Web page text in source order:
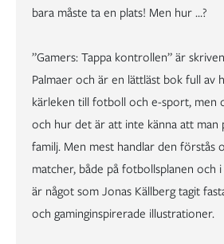
bara måste ta en plats! Men hur …?
”Gamers: Tappa kontrollen” är
Palmaer och är en lättläst bok full av
kärleken till fotboll och e-sport, men
och hur det är att inte känna att man
familj. Men mest handlar den förstås
matcher, både på fotbollsplanen och
är något som Jonas Källberg tagit
och gaminginspirerade illustrationer.